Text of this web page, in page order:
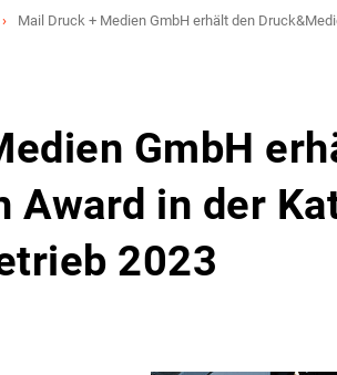
Mail Druck + Medien GmbH erhält den
GmbH
Award in der
2023